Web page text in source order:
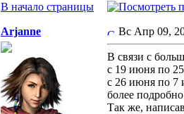
В начало страницы
Arjanne Вс Апр 09,
В связи с
с 19 июня по
с 26 июня по 7
более
Так же,